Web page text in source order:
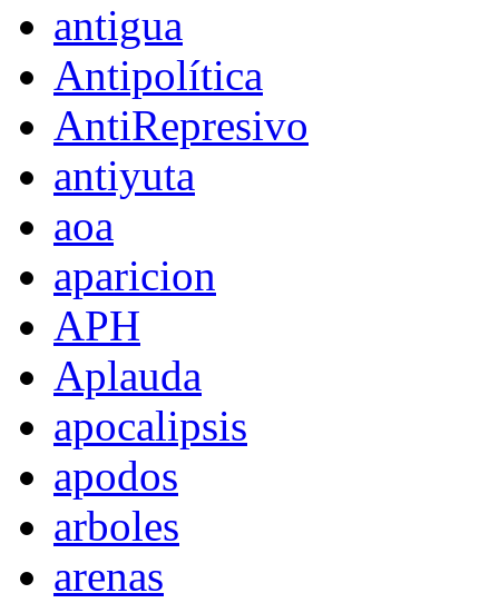
antigua
Antipolítica
AntiRepresivo
antiyuta
aoa
aparicion
APH
Aplauda
apocalipsis
apodos
arboles
arenas